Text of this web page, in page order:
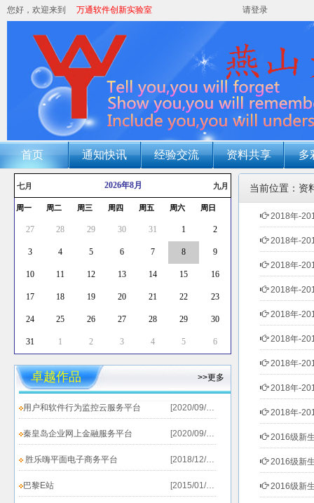
您好，欢迎来到 万通软件创新实验室 请登录
首页 通知快讯 经验交流 资料共享 多
七月 2026年8月 九月
周一 周二 周三 周四 周五 周六 周日
27 28 29 30 31 1 2
3 4 5 6 7 8 9
10 11 12 13 14 15 16
17 18 19 20 21 22 23
24 25 26 27 28 29 30
31 1 2 3 4 5 6
卓越作品 >>更多
用户和软件行为监控云服务平台 [2020/09/19]
秦皇岛企业网上金融服务平台 [2020/09/19]
胜乐嗨平面电子商务平台 [2018/12/20]
巴黎E站 [2015/01/25]
当前位置：资
2018年-
2018年-
2018年-
2018年-
2018年-
2018年-
2018年-
2018年-
2018年-
2016级新
2016级新
2016级新